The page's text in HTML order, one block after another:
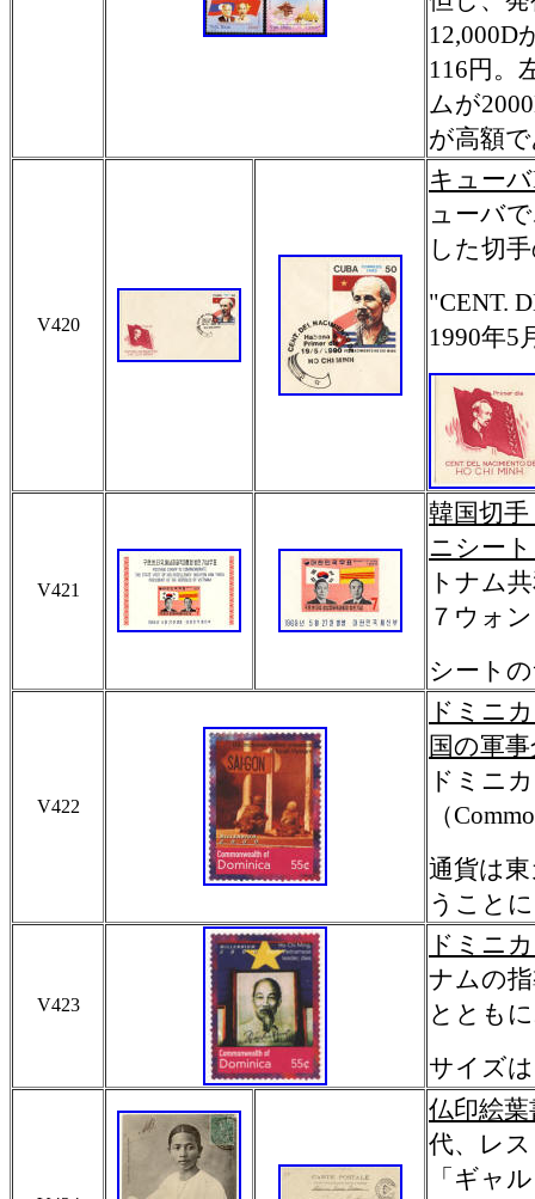
12,000D
116円。
ムが
が高額
V420
キュー
ューバ
した切
"CENT.
1990年5
V421
韓国切
ニシー
トナム
７ウォ
シート
V422
ドミニ
国の軍
ドミニ
（
通貨は
うこと
V423
ドミニ
ナムの
ととも
サイズ
仏印絵
代、レ
「ギャ